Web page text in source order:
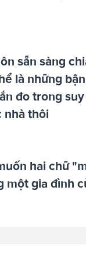
sẵn sàng
là những
đo trong
nhà thôi
hai chữ
một gia đình